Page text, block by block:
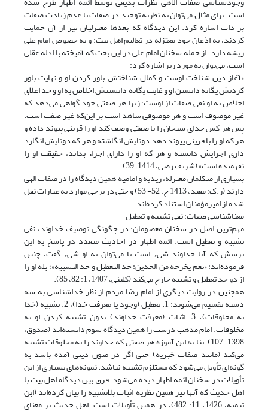
است. برای مثال می‌توان به نظریه توحید در صفات یا عدم زیادت صفات
بر ذات اشاره کرد. این دیدگاه که بعدها معتزلیان نیز از آن حمایت
کردند، به اذعان خود معتزله در تعالیم اهل بیت: و به خصوص امام علی
ریشه دارد. از جمله سخنان امام علی در این بحث که آمیخته با ادله عقلی
است، می‌توان به مورد زیر اشاره کرد:
«آغاز دین شناخت اوست و کمال شناختش باور کردن او و نهایت باور
کردنش یگانه دانستن او و غایت یگانه دانستنش اخلاص به او و حد اعلای
اخلاص به او نفی صفات از اوست؛ زیرا هر صفتی خود گواهی می‌دهد که
غیر موصوف است و هر موصوفی شاهد است بر این‌که غیر صفت است.
پس هر کس خدای سبحان را با صفتی وصف کند او را قرینی پیوند داده و
هر که او را با قرینی پیوند دهد دوتایش انگاشته و هر که دوتایش انگارد
داری اجزایش دانسته و هر که او را دارای اجزاء بداند، حقیقت او را
نفهمیده است‏» (شریف رضی، 1414، 39).
بسیاری از متکلمان معتزله، زیدیه و امامیه همین دیدگاه را در صفات الهی
دارند (ر.ک: مفید، 1413 ج، 52- 53) و حتی در برخی موارد به عبارات نقل
شده از امیرمؤمنان استناد کرده‌اند.
معناشناسی صفات: نفی تشبیه و تعطیل
مهم‌ترین اصل در سخنان معصومان: در چگونگی توصیف خداوند، نفی
تشبیه و تعطیل است. ائمه اطهار در احادیث متعدد در پاسخ به این
پرسش که آیا خداوند شیء است یا می‌توان به او شیء گفت، چنین
فرموده‌اند: «نعم یخرجه من الحدین: حد التعطیل و حد التشبیه»؛ بله او را
از دو حد تعطیل و تشبیه خارج می‌کند (کلینی، 1407، 1: 82، 85).
همچنین در روایت دیگری از امام رضا مردم از نظر خداشناسی به سه
دسته تقسیم می‌شوند: 1. تعطیل (وجود یا معرفت خدا)، 2. تشبیه (خدا
به مخلوقات)، 3. اثبات (معرفت خداوند) بدون تشبیه کردن او به
مخلوقات. امام مذهب درست را همین دیدگاه سوم دانسته‌اند (صدوق،
1398، 107). بنا به این آموزه هر صفتی که خداوند را به مخلوقات تشبیه
می‌کند (مانند صفات خبریه) حتی اگر در متون دینی آمده باشد به
گونه‌ای تأویل می‌شود که مستلزم تشبیه نباشد. نمونه‌‌های بسیاری از این
تأویلات در سخنان ائمه اطهار دیده می‌شود. فرق بین دیدگاه اهل بیت با
اهل حدیث که آنها نیز همین نظریه اثبات بلاتشبیه را بیان کرده‌اند (ابن
تیمیه، 1426، 11: 482)، در همین تأویلات است. اهل حدیث بر معنای